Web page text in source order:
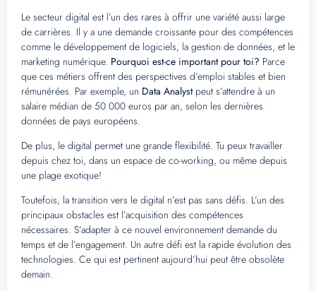
Le secteur digital est l’un des rares à offrir une variété aussi large
de carrières. Il y a une demande croissante pour des compétences
comme le développement de logiciels, la gestion de données, et le
marketing numérique. Pourquoi est-ce important pour toi? Parce
que ces métiers offrent des perspectives d’emploi stables et bien
rémunérées. Par exemple, un Data Analystpeut s’attendre à un
salaire médian de 50 000 euros par an, selon les dernières
données de pays européens.
De plus, le digital permet une grande flexibilité. Tu peux travailler
depuis chez toi, dans un espace de co-working, ou même depuis
une plage exotique!
Toutefois, la transition vers le digital n’est pas sans défis. L’un des
principaux obstacles est l’acquisition des compétences
nécessaires. S’adapter à ce nouvel environnement demande du
temps et de l’engagement. Un autre défi est la rapide évolution des
technologies. Ce qui est pertinent aujourd’hui peut être obsolète
demain.